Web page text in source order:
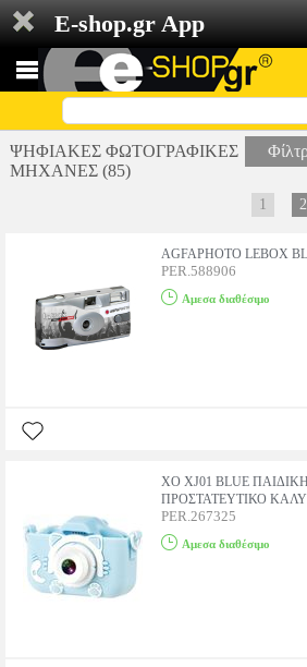
E-shop.gr App
ΨΗΦΙΑΚΕΣ ΦΩΤΟΓΡΑΦΙΚΕΣ
ΜΗΧΑΝΕΣ (85)
1 2
AGFAPHOTO LEBOX
PER.588906
Αμεσα διαθέσιμο
XO XJ01 BLUE
ΠΡΟΣΤΑΤΕΥΤΙΚΟ
PER.267325
Αμεσα διαθέσιμο